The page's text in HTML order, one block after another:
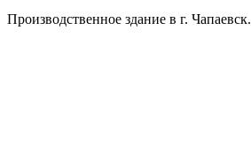
Производственное здание в г. Чапаевск.